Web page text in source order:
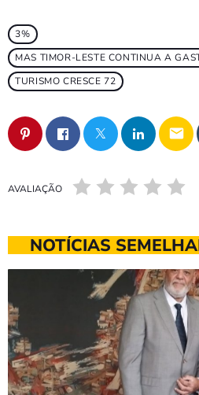
3%
MAS TIMOR-LESTE CONTINUA A
TURISMO CRESCE 72
email
AVALIAÇÃO
NOTÍCIAS